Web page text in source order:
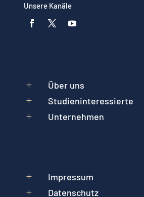
Unsere Kanäle
L Über uns
L Studieninteressierte
L Unternehmen
L Impressum
L Datenschutz